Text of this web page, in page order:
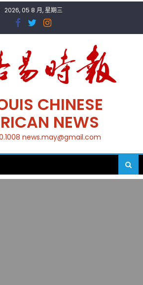
2026, 05 8 月, 星期三
CHINESE
NEWS
news.may@gmail.com